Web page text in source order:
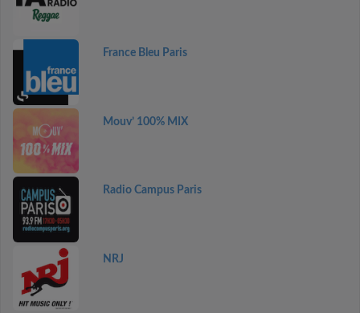
France Bleu Paris
Mouv’ 100% MIX
Radio Campus Paris
NRJ